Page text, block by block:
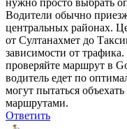
Водители обычно
центральных районах.
от Султанахмет до
зависимости от
проверяйте маршрут в
водитель едет по
могут пытаться
маршрутами.
Ответить